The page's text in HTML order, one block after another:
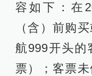
容如下：在
（含）前购
航999开头的
票）；客票